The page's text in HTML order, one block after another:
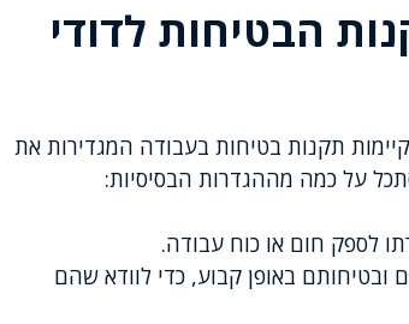
הבטיחות לדודי
תקנות בטיחות בעבודה המגדירות את
על כמה מההגדרות הבסיסיות:
לספק חום או כוח עבודה.
ובטיחותם באופן קבוע, כדי לוודא שהם